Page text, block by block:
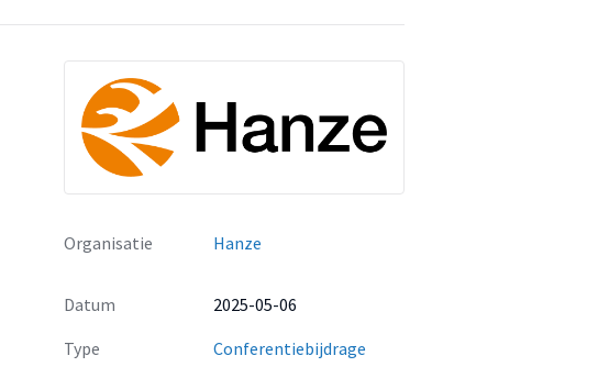
Organisatie Hanze
Datum
2025-05-06
Type
Conferentiebijdrage